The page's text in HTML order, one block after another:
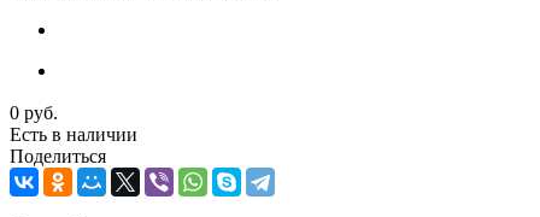
0 руб.
Есть в наличии
Поделиться